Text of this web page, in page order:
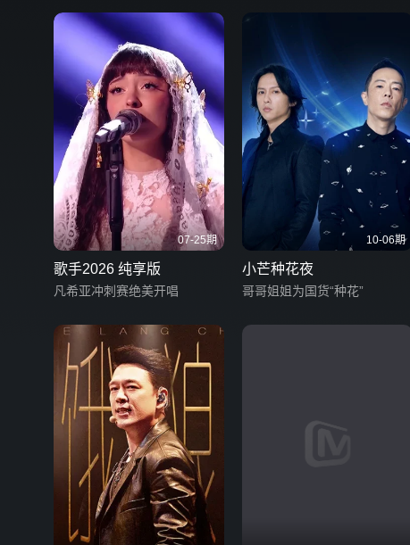
07-25期
歌手2026 纯享版
凡希亚冲刺赛绝美开唱
10-06期
小芒种花夜
哥哥姐姐为国货“种花”